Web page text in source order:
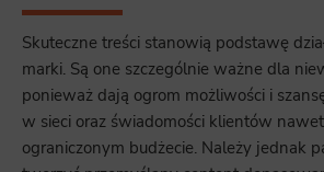
Skuteczne treści stanowią podstawę
marki. Są one szczególnie ważne dla
ponieważ dają ogrom możliwości i
w sieci oraz świadomości klientów
ograniczonym budżecie. Należy jednak